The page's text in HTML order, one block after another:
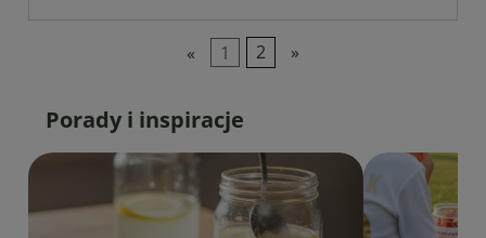
« 1 2 »
Porady i inspiracje